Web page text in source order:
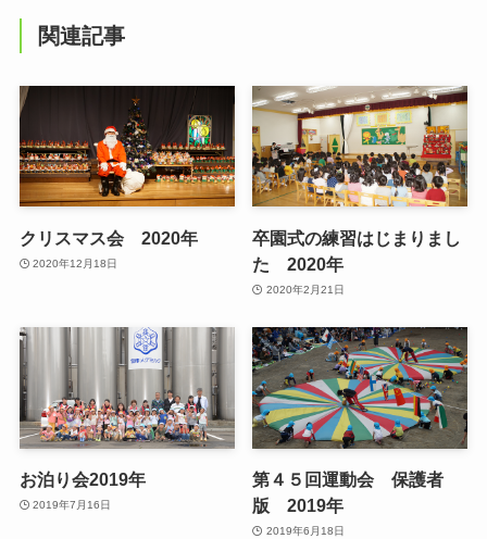
関連記事
クリスマス会 2020年
2020年12月18日
卒園式の練習はじまりまし
た 2020年
2020年2月21日
お泊り会2019年
2019年7月16日
第４５回運動会 保護者
版 2019年
2019年6月18日